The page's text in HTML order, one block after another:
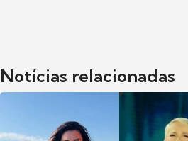
Notícias relacionadas